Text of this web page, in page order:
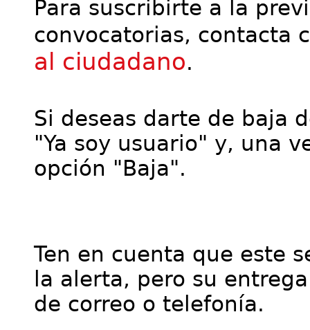
Para suscribirte a la
convocatorias, contacta
al ciudadano.
Si deseas darte de baja
"Ya soy usuario" y, una
opción "Baja".
Ten en cuenta que este
la alerta, pero su
de correo o telefonía.